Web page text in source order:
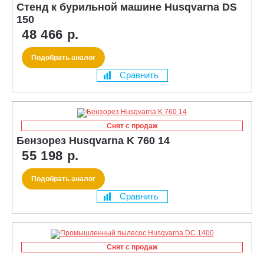
Стенд к бурильной машине Husqvarna DS
150
48 466 р.
Подобрать аналог
Сравнить
Снят с продаж
Бензорез Husqvarna K 760 14
55 198 р.
Подобрать аналог
Сравнить
Снят с продаж